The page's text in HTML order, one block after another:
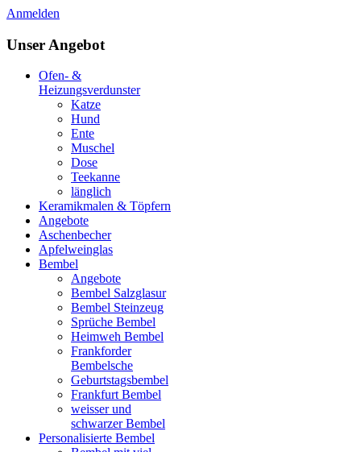
Anmelden
Unser Angebot
Ofen- &
Heizungsverdunster
Katze
Hund
Ente
Muschel
Dose
Teekanne
länglich
Keramikmalen & Töpfern
Angebote
Aschenbecher
Apfelweinglas
Bembel
Angebote
Bembel Salzglasur
Bembel Steinzeug
Sprüche Bembel
Heimweh Bembel
Frankforder
Bembelsche
Geburtstagsbembel
Frankfurt Bembel
weisser und
schwarzer Bembel
Personalisierte Bembel